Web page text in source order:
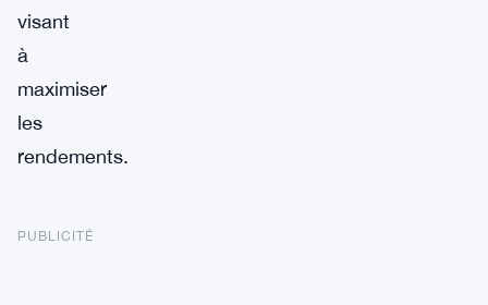
visant
à
maximiser
les
rendements.
PUBLICITÉ